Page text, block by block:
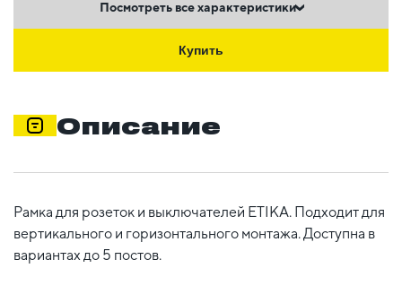
Посмотреть все характеристики
Купить
Описание
Рамка для розеток и выключателей ETIKA. Подходит для
вертикального и горизонтального монтажа. Доступна в
вариантах до 5 постов.